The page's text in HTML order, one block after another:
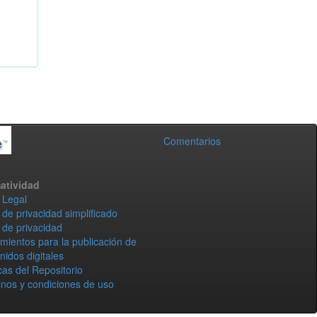
Comentarios
privacidad simplificado
privacidad
para la publicación de
digitales
del Repositorio
y condiciones de uso